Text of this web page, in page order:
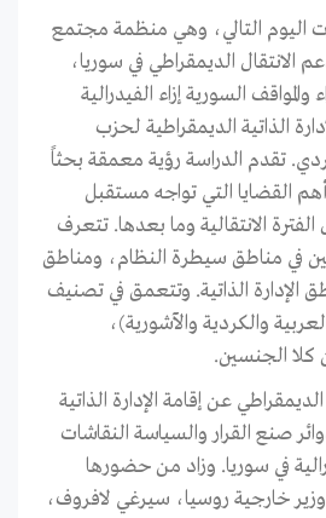
اليوم التالي، وهي منظمة مجتمع
الديمقراطي في سوريا،
السورية إزاء الفيدرالية
الذاتية الديمقراطية لحزب
تقدم الدراسة رؤية معمقة بحثاً
القضايا التي تواجه مستقبل
الفترة الانتقالية وما بعدها. تتعرف
في مناطق سيطرة النظام، ومناطق
الإدارة الذاتية. وتتعمق في تصنيف
والكردية والآشورية)،
كلا الجنسين.
عن إقامة الإدارة الذاتية
صنع القرار والسياسة النقاشات
في سوريا. وزاد من حضورها
خارجیة روسیا، سیرغي لافروف،